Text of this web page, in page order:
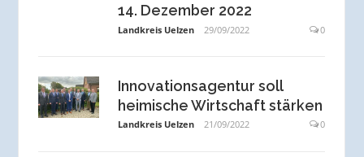
14. Dezember 2022
Landkreis Uelzen 29/09/2022 0
Innovationsagentur soll
heimische Wirtschaft stärken
Landkreis Uelzen 21/09/2022 0